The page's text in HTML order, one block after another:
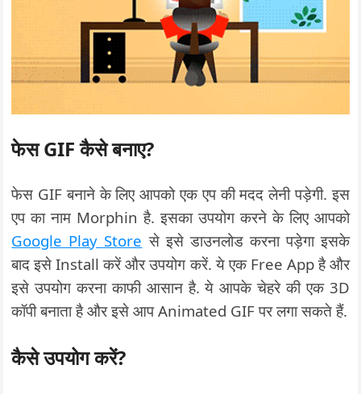
फेस GIF कैसे बनाए?
फेस GIF बनाने के लिए आपको एक एप की मदद लेनी पड़ेगी. इस
एप का नाम Morphin है. इसका उपयोग करने के लिए आपको
Google Play Store से इसे डाउनलोड करना पड़ेगा इसके
बाद इसे Install करें और उपयोग करें. ये एक Free App है और
इसे उपयोग करना काफी आसान है. ये आपके चेहरे की एक 3D
कॉपी बनाता है और इसे आप Animated GIF पर लगा सकते हैं.
कैसे उपयोग करें?